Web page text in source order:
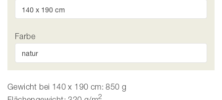
Farbe
Gewicht bei 140 x 190 cm: 850 g
2